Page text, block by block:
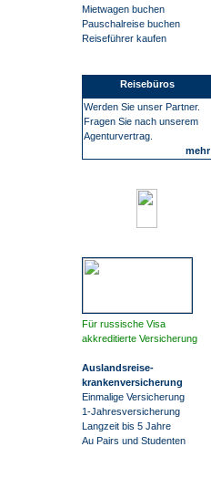
Mietwagen buchen
Pauschalreise buchen
Reiseführer kaufen
Reisebüros
Werden Sie unser Partner.
Fragen Sie nach unserem
Agenturvertrag.
mehr
Für russische Visa
akkreditierte Versicherung
Auslandsreise-
krankenversicherung
Einmalige Versicherung
1-Jahresversicherung
Langzeit bis 5 Jahre
Au Pairs und Studenten